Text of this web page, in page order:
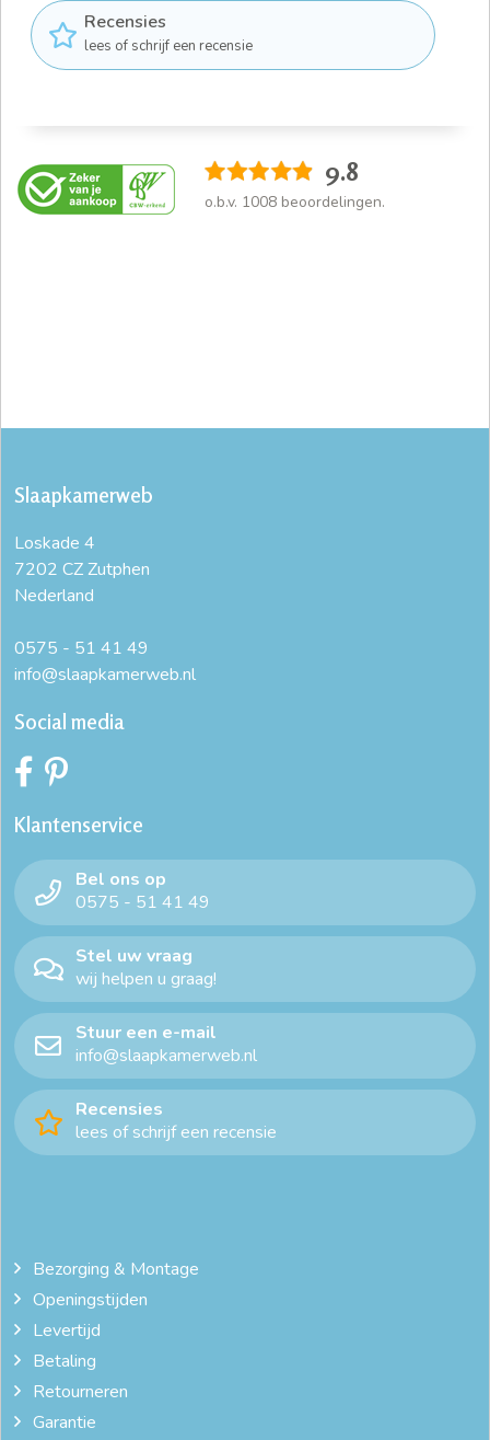
Recensies
lees of schrijf een recensie
9.8
o.b.v. 1008 beoordelingen.
Slaapkamerweb
Loskade 4
7202 CZ Zutphen
Nederland
0575 - 51 41 49
info@slaapkamerweb.nl
Social media
Klantenservice
Bel ons op
0575 - 51 41 49
Stel uw vraag
wij helpen u graag!
Stuur een e-mail
info@slaapkamerweb.nl
Recensies
lees of schrijf een recensie
Bezorging & Montage
Openingstijden
Levertijd
Betaling
Retourneren
Garantie